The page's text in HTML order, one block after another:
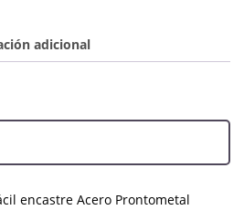
adicional
encastre Acero Prontometal